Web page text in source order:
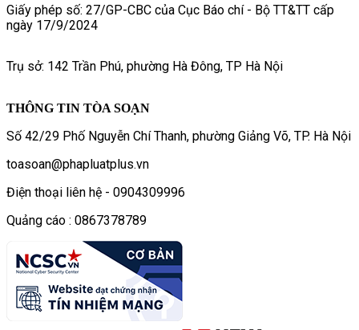
Giấy phép số: 27/GP-CBC của Cục Báo chí - Bộ TT&TT cấp
ngày 17/9/2024
Trụ sở: 142 Trần Phú, phường Hà Đông, TP Hà Nội
THÔNG TIN TÒA SOẠN
Số 42/29 Phố Nguyễn Chí Thanh, phường Giảng Võ, TP. Hà Nội
toasoan@phapluatplus.vn
Điện thoại liên hệ - 0904309996
Quảng cáo : 0867378789